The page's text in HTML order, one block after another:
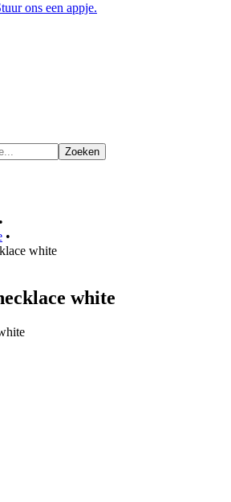
ons een appje.
Zoeken
•
•
white
white